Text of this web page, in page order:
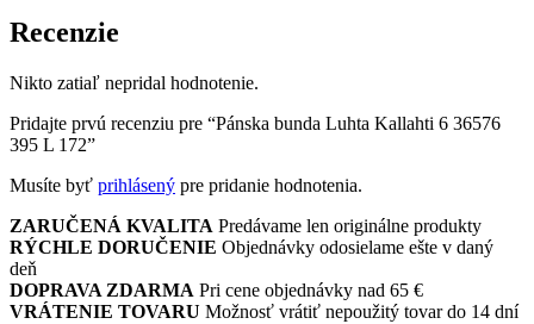
Recenzie
Nikto zatiaľ nepridal hodnotenie.
Pridajte prvú recenziu pre “Pánska bunda Luhta Kallahti 6 36576
395 L 172”
Musíte byť prihlásený pre pridanie hodnotenia.
ZARUČENÁ KVALITA Predávame len originálne produkty
RÝCHLE DORUČENIE Objednávky odosielame ešte v daný
deň
DOPRAVA ZDARMA Pri cene objednávky nad 65 €
VRÁTENIE TOVARU Možnosť vrátiť nepoužitý tovar do 14 dní